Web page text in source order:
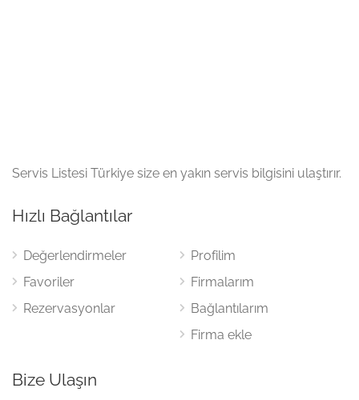
Servis Listesi Türkiye size en yakın servis bilgisini ulaştırır.
Hızlı Bağlantılar
Değerlendirmeler
Favoriler
Rezervasyonlar
Profilim
Firmalarım
Bağlantılarım
Firma ekle
Bize Ulaşın